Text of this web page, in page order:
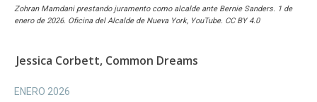
Zohran Mamdani prestando juramento como alcalde ante Bernie Sanders. 1 de
enero de 2026. Oficina del Alcalde de Nueva York, YouTube. CC BY 4.0
Jessica Corbett, Common Dreams
ENERO 2026